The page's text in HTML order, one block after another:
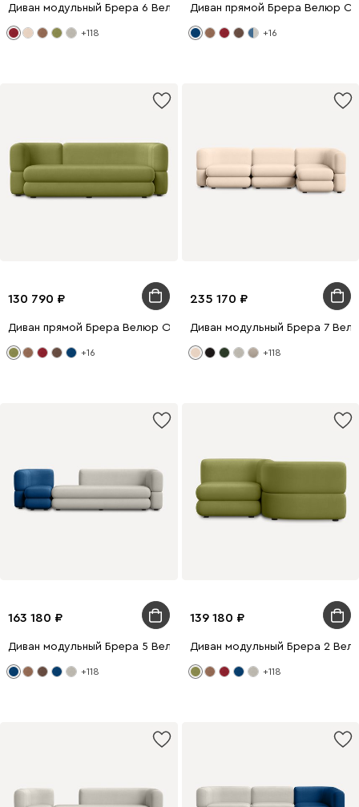
Диван модульный Брера 6 Велюр Красный
+118
Диван прямой Брера Велюр
+16
130 790
Диван прямой Брера Велюр Оливковый
+16
235 170
Диван модульный Брера 7
+118
163 180
Диван модульный Брера 5 Велюр Светло-серый/Синий
+118
139 180
Диван модульный Брера 2
+118